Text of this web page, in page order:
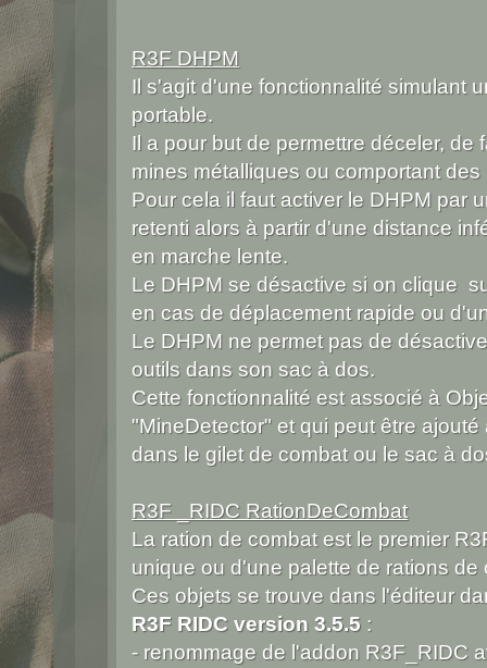
R3F DHPM
Il s'agit d'une fonctionnalité simulant
portable.
Il a pour but de permettre déceler,
mines métalliques ou comportant
Pour cela il faut activer le DHPM par
retenti alors à partir d'une distance
en marche lente.
Le DHPM se désactive si on clique
en cas de déplacement rapide ou
Le DHPM ne permet pas de
outils dans son sac à dos.
Cette fonctionnalité est associé à
"MineDetector" et qui peut être
dans le gilet de combat ou le sac à
R3F _RIDC RationDeCombat
La ration de combat est le premier
unique ou d'une palette de rations de
Ces objets se trouve dans l'éditeur
R3F RIDC version 3.5.5 :
- renommage de l'addon R3F_RIDC